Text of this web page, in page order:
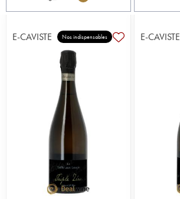
E-CAVISTE Nos indispensables E-CAVISTE